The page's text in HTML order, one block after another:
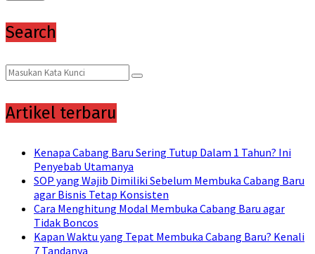
Search
Search
for:
Search
Artikel terbaru
Kenapa Cabang Baru Sering Tutup Dalam 1 Tahun? Ini
Penyebab Utamanya
SOP yang Wajib Dimiliki Sebelum Membuka Cabang Baru
agar Bisnis Tetap Konsisten
Cara Menghitung Modal Membuka Cabang Baru agar
Tidak Boncos
Kapan Waktu yang Tepat Membuka Cabang Baru? Kenali
7 Tandanya